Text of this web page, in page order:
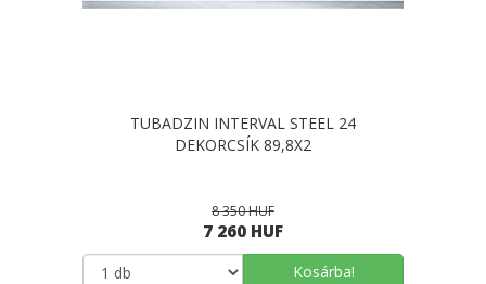
TUBADZIN INTERVAL STEEL 24
DEKORCSÍK 89,8X2
8 350 HUF
7 260 HUF
Kosárba!